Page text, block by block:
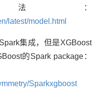
：
latest/model.html
集成，但是XGBoost
的Spark package：
Sparkxgboost